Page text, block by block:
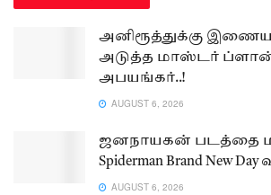
அனிரூத்துக்கு
அடுத்த மாஸ்டர்
அபயங்கர்..!
AUGUST 6, 2026
ஜனநாயகன் படத்தை
Spiderman Brand New
AUGUST 6, 2026